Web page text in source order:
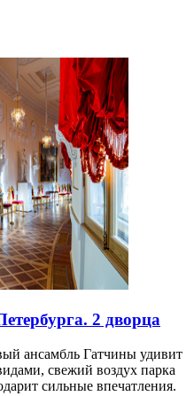
2 дворца
ансамбль Гатчины удивит
свежий воздух парка
сильные впечатления.